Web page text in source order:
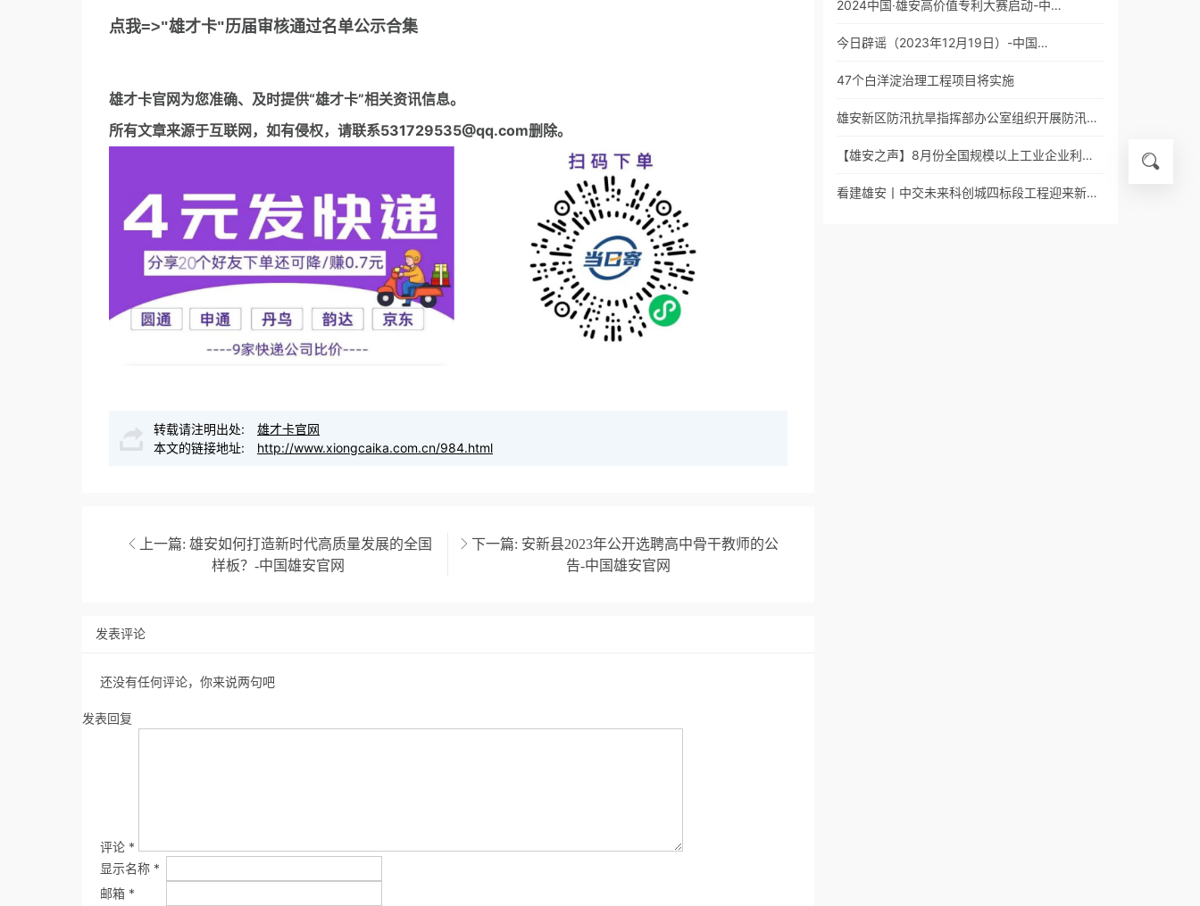
点我=>"雄才卡"历届审核通过名单公示合集
雄才卡官网为您准确、及时提供“雄才卡”相关资讯信息。
所有文章来源于互联网，如有侵权，请联系531729535@qq.com删除。
转载请注明出处:
雄才卡官网
本文的链接地址:
http://www.xiongcaika.com.cn/984.html
上一篇: 雄安如何打造新时代高质量发展的全国
样板？-中国雄安官网
下一篇: 安新县2023年公开选聘高中骨干教师的公
告-中国雄安官网
发表评论
还没有任何评论，你来说两句吧
发表回复
评论 *
显示名称 *
邮箱 *
2024中国·雄安高价值专利大赛启动-中…
今日辟谣（2023年12月19日）-中国…
47个白洋淀治理工程项目将实施
雄安新区防汛抗旱指挥部办公室组织开展防汛…
【雄安之声】8月份全国规模以上工业企业利…
看建雄安丨中交未来科创城四标段工程迎来新…